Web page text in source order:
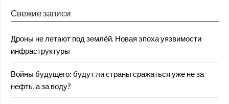
Свежие записи
Дроны не летают под землёй. Новая эпоха уязвимости
инфраструктуры
Войны будущего: будут ли страны сражаться уже не за
нефть, а за воду?